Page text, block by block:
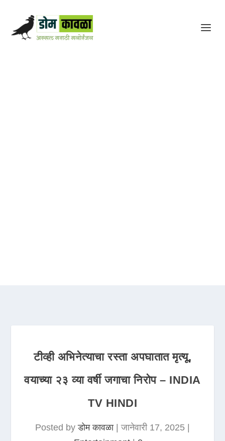
टीव्ही अभिनेत्याचा रस्ता अपघातात मृत्यू,
वयाच्या २३ व्या वर्षी जगाचा निरोप – INDIA
TV HINDI
Posted byडोम कावळा|जानेवारी 17, 2025